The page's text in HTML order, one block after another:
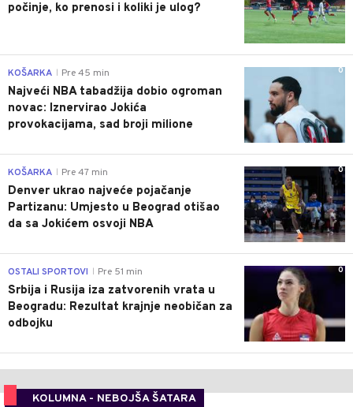
počinje, ko prenosi i koliki je ulog?
0
KOŠARKA Pre 45 min
Najveći NBA tabadžija dobio ogroman
novac: Iznervirao Jokića
provokacijama, sad broji milione
0
KOŠARKA Pre 47 min
Denver ukrao najveće pojačanje
Partizanu: Umjesto u Beograd otišao
da sa Jokićem osvoji NBA
0
OSTALI SPORTOVI Pre 51 min
Srbija i Rusija iza zatvorenih vrata u
Beogradu: Rezultat krajnje neobičan za
odbojku
KOLUMNA - NEBOJŠA ŠATARA